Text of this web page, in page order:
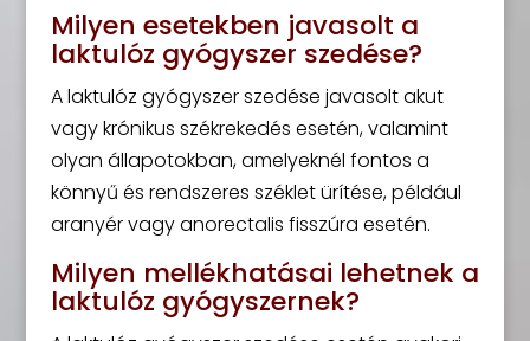
Milyen esetekben javasolt a
laktulóz gyógyszer szedése?
A laktulóz gyógyszer szedése javasolt akut
vagy krónikus székrekedés esetén, valamint
olyan állapotokban, amelyeknél fontos a
könnyű és rendszeres széklet ürítése, például
aranyér vagy anorectalis fisszúra esetén.
Milyen mellékhatásai lehetnek a
laktulóz gyógyszernek?